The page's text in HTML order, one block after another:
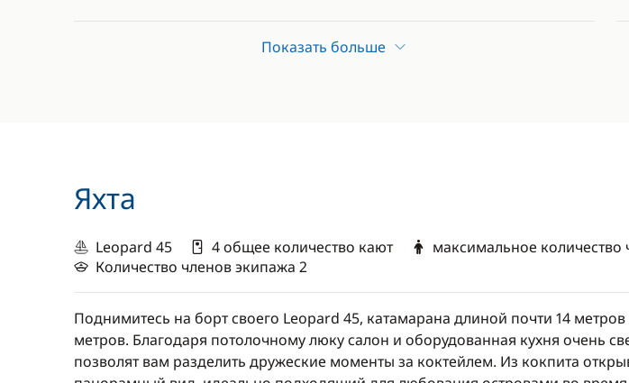
Страхование катамарана и пассажиров
Показать больше
Яхта
Leopard 45 4 общее количество кают
максимальное количество
Количество членов экипажа 2
Поднимитесь на борт своего Leopard 45, катамарана длиной почти 14
метров. Благодаря потолочному люку салон и оборудованная кухня очень
позволят вам разделить дружеские моменты за коктейлем. Из кокпита